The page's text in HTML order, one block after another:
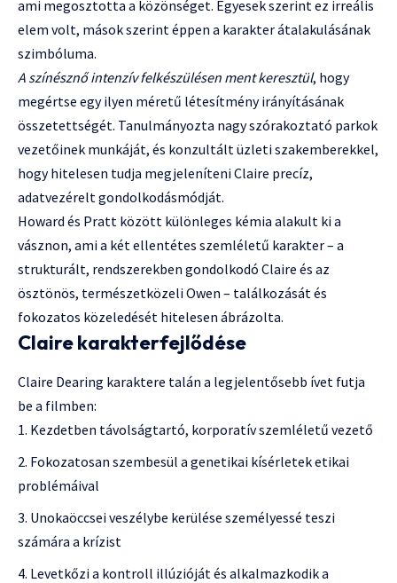
ami megosztotta a közönséget. Egyesek szerint ez irreális
elem volt, mások szerint éppen a karakter átalakulásának
szimbóluma.
A színésznő intenzív felkészülésen ment keresztül, hogy
megértse egy ilyen méretű létesítmény irányításának
összetettségét. Tanulmányozta nagy szórakoztató parkok
vezetőinek munkáját, és konzultált üzleti szakemberekkel,
hogy hitelesen tudja megjeleníteni Claire precíz,
adatvezérelt gondolkodásmódját.
Howard és Pratt között különleges kémia alakult ki a
vásznon, ami a két ellentétes szemléletű karakter – a
strukturált, rendszerekben gondolkodó Claire és az
ösztönös, természetközeli Owen – találkozását és
fokozatos közeledését hitelesen ábrázolta.
Claire karakterfejlődése
Claire Dearing karaktere talán a legjelentősebb ívet futja
be a filmben:
Kezdetben távolságtartó, korporatív szemléletű vezető
Fokozatosan szembesül a genetikai kísérletek etikai
problémáival
Unokaöccsei veszélybe kerülése személyessé teszi
számára a krízist
Levetkőzi a kontroll illúzióját és alkalmazkodik a